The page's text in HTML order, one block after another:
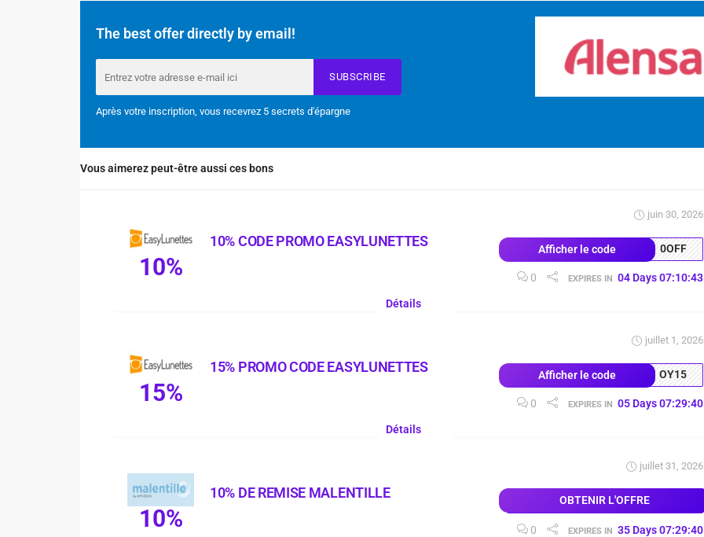
The best offer directly by email!
SUBSCRIBE
Après votre inscription, vous recevrez 5 secrets d'épargne
Vous aimerez peut-être aussi ces bons
10%
10% CODE PROMO EASYLUNETTES
juin 30, 2026
Afficher le code 0OFF
0 EXPIRES IN 04 Days 07:10:42
Détails
15%
15% PROMO CODE EASYLUNETTES
juillet 1, 2026
Afficher le code OY15
0 EXPIRES IN 05 Days 07:29:39
Détails
10%
10% DE REMISE MALENTILLE
juillet 31, 2026
OBTENIR L'OFFRE
0 EXPIRES IN 35 Days 07:29:39